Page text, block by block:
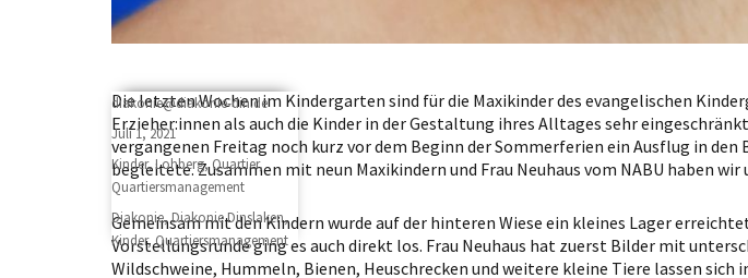
Die letzten Wochen im Kindergarten sind für die Maxikinder des evangelischen
Erzieher:innen als auch die Kinder in der Gestaltung ihres Alltages sehr
vergangenen Freitag noch kurz vor dem Beginn der Sommerferien ein Ausflug in den
begleitete. Zusammen mit neun Maxikindern und Frau Neuhaus vom NABU haben
Gemeinsam mit den Kindern wurde auf der hinteren Wiese ein kleines Lager
Vorstellungsrunde ging es auch direkt los. Frau Neuhaus hat zuerst Bilder mit
Wildschweine, Hummeln, Bienen, Heuschrecken und weitere kleine Tiere lassen
Author
diakonie@diakonie-din.de
Posted
on
Juli 1, 2021
Categories
Kinder,Lohberg,Quartier,
Quartiersmanagement
Tags
Diakonie,Diakonie Dinslaken,
Kinder,Quartiersmanagement